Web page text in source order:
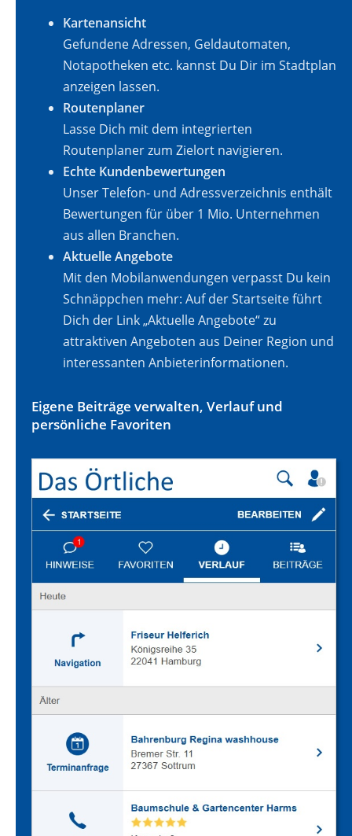
Kartenansicht
Gefundene Adressen, Geldautomaten,
Notapotheken etc. kannst Du Dir im Stadtplan
anzeigen lassen.
Routenplaner
Lasse Dich mit dem integrierten
Routenplaner zum Zielort navigieren.
Echte Kundenbewertungen
Unser Telefon- und Adressverzeichnis enthält
Bewertungen für über 1 Mio. Unternehmen
aus allen Branchen.
Aktuelle Angebote
Mit den Mobilanwendungen verpasst Du kein
Schnäppchen mehr: Auf der Startseite führt
Dich der Link „Aktuelle Angebote“ zu
attraktiven Angeboten aus Deiner Region und
interessanten Anbieterinformationen.
Eigene Beiträge verwalten, Verlauf und
persönliche Favoriten